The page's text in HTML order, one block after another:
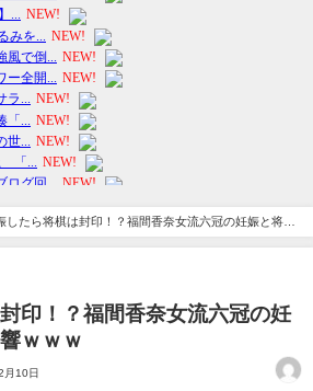
したら将棋は封印！？福間香奈女流六冠の妊娠と将棋
印！？福間香奈女流六冠の妊
ｗｗｗ
月10日